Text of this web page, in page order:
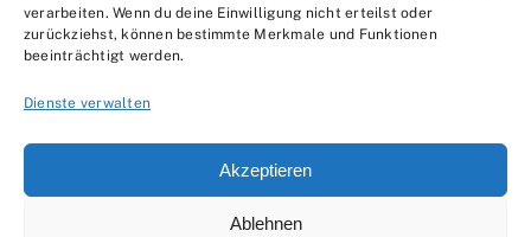
verarbeiten. Wenn du deine Einwilligung nicht erteilst oder
zurückziehst, können bestimmte Merkmale und Funktionen
beeinträchtigt werden.
Dienste verwalten
Akzeptieren
Ablehnen
Datenschutzerklärung
© 2007 - 2026 •by Moveco